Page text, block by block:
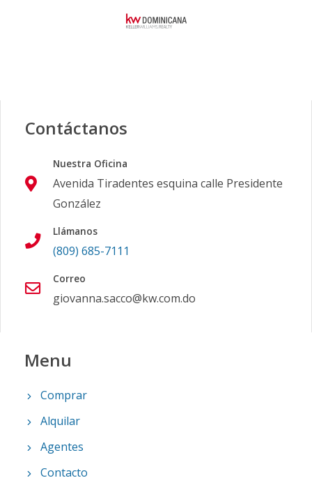
Contáctanos
Nuestra Oficina
Avenida Tiradentes esquina calle Presidente
González
Llámanos
(809) 685-7111
Correo
giovanna.sacco@kw.com.do
Menu
Comprar
Alquilar
Agentes
Contacto